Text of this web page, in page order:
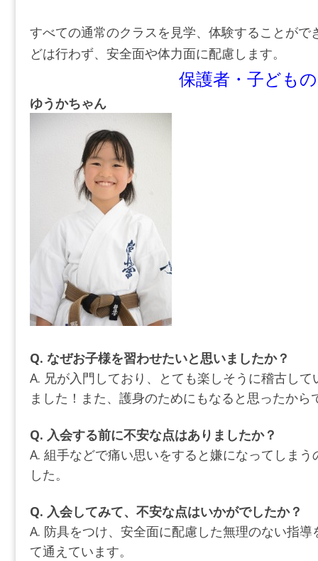
すべての通常のクラスを見学、体験することがで
どは行わず、安全面や体力面に配慮します。
保護者・子ども
ゆうかちゃん
Q. なぜお子様を習わせたいと思いましたか？
A. 兄が入門しており、とても楽しそうに稽古し
ました！また、護身のためにもなると思ったから
Q. 入会する前に不安な点はありましたか？
A. 組手などで痛い思いをすると嫌になってしま
した。
Q. 入会してみて、不安な点はいかがでしたか？
A. 防具をつけ、安全面に配慮した無理のない指
て通えています。